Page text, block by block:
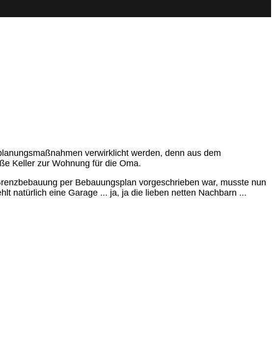
verwirklicht werden, denn aus dem
Keller zur Wohnung für die Oma.
per Bebauungsplan vorgeschrieben war, musste nun
natürlich eine Garage ... ja, ja die lieben netten Nachbarn ...